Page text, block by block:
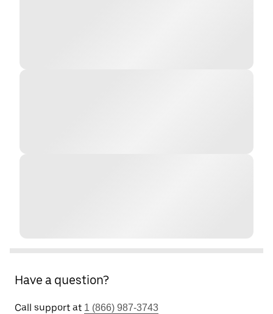
Have a question?
Call support at 1 (866) 987-3743